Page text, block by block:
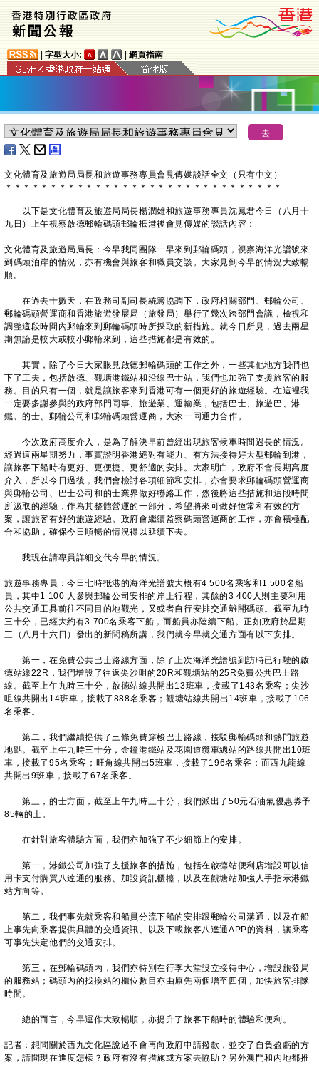
字型大小: 網頁指南
文化體育及旅遊局局長和旅遊事務專員會見傳媒談話全文（只有中文）
＊ ＊ ＊ ＊ ＊ ＊ ＊ ＊ ＊ ＊ ＊ ＊ ＊ ＊ ＊ ＊ ＊ ＊ ＊ ＊ ＊ ＊ ＊ ＊ ＊ ＊ ＊ ＊ ＊ ＊ ＊
​以下是文化體育及旅遊局局長楊潤雄和旅遊事務專員沈鳳君今日（八月十
九日）上午視察啟德郵輪碼頭郵輪抵港後會見傳媒的談話內容：
文化體育及旅遊局局長：今早我同團隊一早來到郵輪碼頭，視察海洋光譜號來
到碼頭泊岸的情況，亦有機會與旅客和職員交談。大家見到今早的情況大致暢
順。
在過去十數天，在政務司副司長統籌協調下，政府相關部門、郵輪公司、
郵輪碼頭營運商和香港旅遊發展局（旅發局）舉行了幾次跨部門會議，檢視和
調整這段時間內郵輪來到郵輪碼頭時所採取的新措施。就今日所見，過去兩星
期無論是較大或較小郵輪來到，這些措施都是有效的。
其實，除了今日大家眼見啟德郵輪碼頭的工作之外，一些其他地方我們也
下了工夫，包括啟德、觀塘港鐵站和沿線巴士站，我們也加強了支援旅客的服
務。目的只有一個，就是讓旅客來到香港可有一個更好的旅遊經驗。在這裡我
一定要多謝參與的政府部門同事、旅遊業、運輸業，包括巴士、旅遊巴、港
鐵、的士、郵輪公司和郵輪碼頭營運商，大家一同通力合作。
今次政府高度介入，是為了解決早前曾經出現旅客候車時間過長的情況。
經過這兩星期努力，事實證明香港絕對有能力、有方法接待好大型郵輪到港，
讓旅客下船時有更好、更便捷、更舒適的安排。大家明白，政府不會長期高度
介入，所以今日過後，我們會檢討各項細節和安排，亦會要求郵輪碼頭營運商
與郵輪公司、巴士公司和的士業界做好聯絡工作，然後將這些措施和這段時間
所汲取的經驗，作為其整體營運的一部分，希望將來可做好恆常和有效的方
案，讓旅客有好的旅遊經驗。政府會繼續監察碼頭營運商的工作，亦會積極配
合和協助，確保今日順暢的情況得以延續下去。
我現在請專員詳細交代今早的情況。
旅遊事務專員：今日七時抵港的海洋光譜號大概有4 500名乘客和1 500名船
員，其中1 100 人參與郵輪公司安排的岸上行程，其餘的3 400人則主要利用
公共交通工具前往不同目的地觀光，又或者自行安排交通離開碼頭。截至九時
三十分，已經大約有3 700名乘客下船，而船員亦陸續下船。正如政府於星期
三（八月十六日）發出的新聞稿所講，我們就今早就交通方面有以下安排。
第一，在免費公共巴士路線方面，除了上次海洋光譜號到訪時已行駛的啟
德站線22R，我們增設了往返尖沙咀的20R和觀塘站的25R免費公共巴士路
線。截至上午九時三十分，啟德站線共開出13班車，接載了143名乘客；尖沙
咀線共開出14班車，接載了888名乘客；觀塘站線共開出14班車，接載了106
名乘客。
第二，我們繼續提供了三條免費穿梭巴士路線，接駁郵輪碼頭和熱門旅遊
地點。截至上午九時三十分，金鐘港鐵站及花園道纜車總站的路線共開出10班
車，接載了95名乘客；旺角線共開出5班車，接載了196名乘客；而西九龍線
共開出9班車，接載了67名乘客。
第三，的士方面，截至上午九時三十分，我們派出了50元石油氣優惠券予
85輛的士。
在針對旅客體驗方面，我們亦加強了不少細節上的安排。
第一，港鐵公司加強了支援旅客的措施，包括在啟德站便利店增設可以信
用卡支付購買八達通的服務、加設資訊櫃檯，以及在觀塘站加強人手指示港鐵
站方向等。
第二，我們事先就乘客和船員分流下船的安排跟郵輪公司溝通，以及在船
上事先向乘客提供具體的交通資訊、以及下載旅客八達通APP的資料，讓乘客
可事先決定他們的交通安排。
第三，在郵輪碼頭內，我們亦特別在行李大堂設立接待中心，增設旅發局
的服務站；碼頭內的找換站的櫃位數目亦由原先兩個增至四個，加快旅客排隊
時間。
總的而言，今早運作大致暢順，亦提升了旅客下船時的體驗和便利。
記者：想問關於西九文化區說過不會再向政府申請撥款，並交了自負盈虧的方
案，請問現在進度怎樣？政府有沒有措施或方案去協助？另外澳門和內地都推